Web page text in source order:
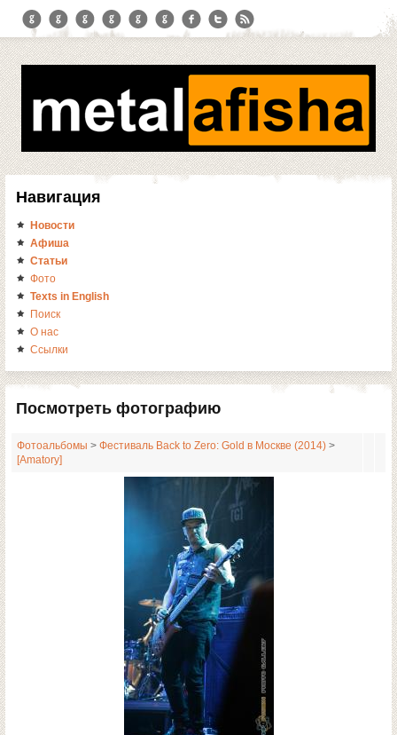
Навигация
Новости
Афиша
Статьи
Фото
Texts in English
Поиск
О нас
Ссылки
Посмотреть фотографию
Фотоальбомы > Фестиваль Back to Zero: Gold в Москве (2014) >
[Amatory]